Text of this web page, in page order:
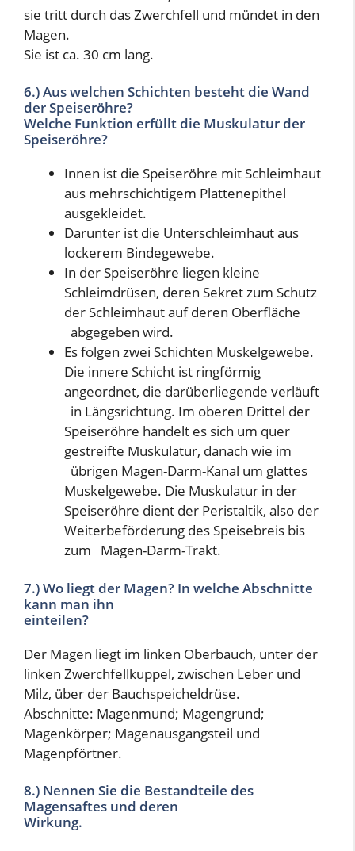
sie tritt durch das Zwerchfell und mündet in den
Magen.
Sie ist ca. 30 cm lang.
6.) Aus welchen Schichten besteht die Wand
der Speiseröhre?
Welche Funktion erfüllt die Muskulatur der
Speiseröhre?
Innen ist die Speiseröhre mit Schleimhaut
aus mehrschichtigem Plattenepithel
ausgekleidet.
Darunter ist die Unterschleimhaut aus
lockerem Bindegewebe.
In der Speiseröhre liegen kleine
Schleimdrüsen, deren Sekret zum Schutz
der Schleimhaut auf deren Oberfläche
abgegeben wird.
Es folgen zwei Schichten Muskelgewebe.
Die innere Schicht ist ringförmig
angeordnet, die darüberliegende verläuft
in Längsrichtung. Im oberen Drittel der
Speiseröhre handelt es sich um quer
gestreifte Muskulatur, danach wie im
übrigen Magen-Darm-Kanal um glattes
Muskelgewebe. Die Muskulatur in der
Speiseröhre dient der Peristaltik, also der
Weiterbeförderung des Speisebreis bis
zum Magen-Darm-Trakt.
7.) Wo liegt der Magen? In welche Abschnitte
kann man ihn
einteilen?
Der Magen liegt im linken Oberbauch, unter der
linken Zwerchfellkuppel, zwischen Leber und
Milz, über der Bauchspeicheldrüse.
Abschnitte: Magenmund; Magengrund;
Magenkörper; Magenausgangsteil und
Magenpförtner.
8.) Nennen Sie die Bestandteile des
Magensaftes und deren
Wirkung.